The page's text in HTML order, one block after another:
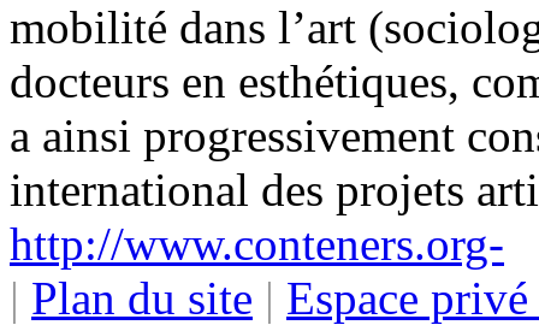
mobilité dans l’art
docteurs en esthétiques,
a ainsi progressivement
international des projets
http://www.conteners.org-
| Plan du site | Espace privé